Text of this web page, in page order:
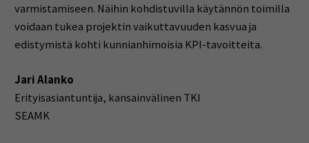
varmistamiseen. Näihin kohdistuvilla käytännön toimilla
voidaan tukea projektin vaikuttavuuden kasvua ja
edistymistä kohti kunnianhimoisia KPI-tavoitteita.
Jari Alanko
Erityisasiantuntija, kansainvälinen TKI
SEAMK